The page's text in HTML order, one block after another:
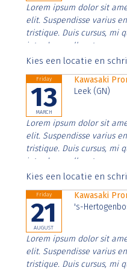
Lorem ipsum dolor sit
elit. Suspendisse varius
tristique. Duis cursus, mi
interdum nulla, ut
Aenean faucibus nibh et
Kies een locatie en
Friday
13
MARCH
Kawasaki
Leek (GN)
Lorem ipsum dolor sit
elit. Suspendisse varius
tristique. Duis cursus, mi
interdum nulla, ut
Aenean faucibus nibh et
Kies een locatie en
Friday
21
AUGUST
Kawasaki
's-
Lorem ipsum dolor sit
elit. Suspendisse varius
tristique. Duis cursus, mi